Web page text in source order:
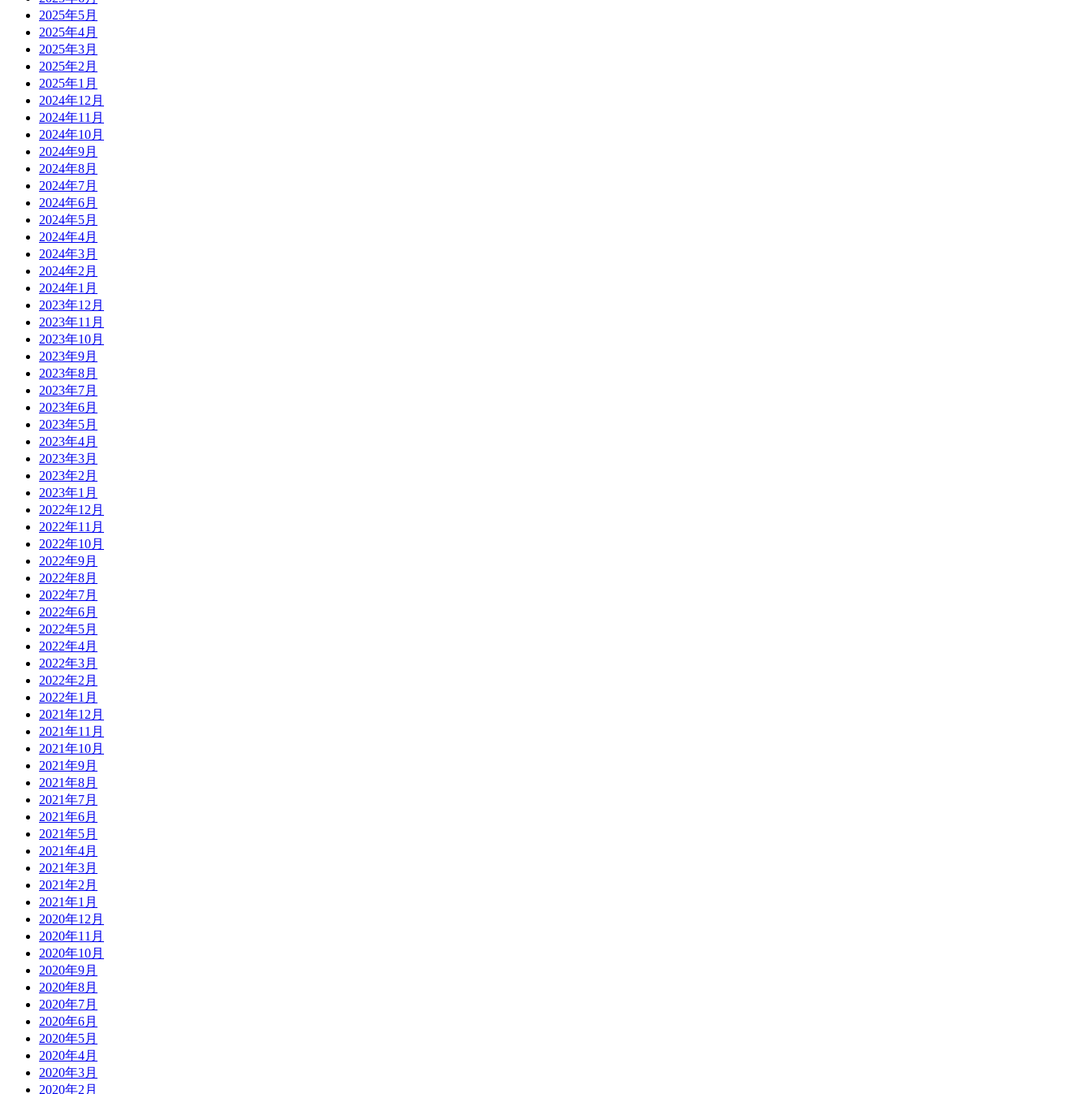
2025年5月
2025年4月
2025年3月
2025年2月
2025年1月
2024年12月
2024年11月
2024年10月
2024年9月
2024年8月
2024年7月
2024年6月
2024年5月
2024年4月
2024年3月
2024年2月
2024年1月
2023年12月
2023年11月
2023年10月
2023年9月
2023年8月
2023年7月
2023年6月
2023年5月
2023年4月
2023年3月
2023年2月
2023年1月
2022年12月
2022年11月
2022年10月
2022年9月
2022年8月
2022年7月
2022年6月
2022年5月
2022年4月
2022年3月
2022年2月
2022年1月
2021年12月
2021年11月
2021年10月
2021年9月
2021年8月
2021年7月
2021年6月
2021年5月
2021年4月
2021年3月
2021年2月
2021年1月
2020年12月
2020年11月
2020年10月
2020年9月
2020年8月
2020年7月
2020年6月
2020年5月
2020年4月
2020年3月
2020年2月